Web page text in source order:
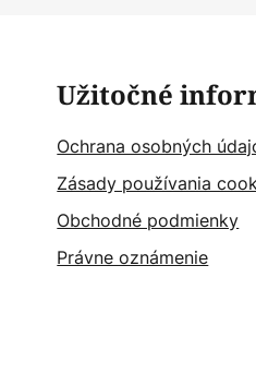
Užitočné
Ochrana osobných
Zásady používania
Obchodné podmienky
Právne oznámenie